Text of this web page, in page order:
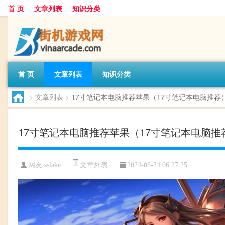
首 页 文章列表 知识分类
首 页 文章列表 知识分类
> 文章列表 > 17寸笔记本电脑推荐苹果（17寸笔记本电脑推荐
17寸笔记本电脑推荐苹果（17寸笔记本电脑推
网友:sslake 文章列表 2024-03-24 06:27:25